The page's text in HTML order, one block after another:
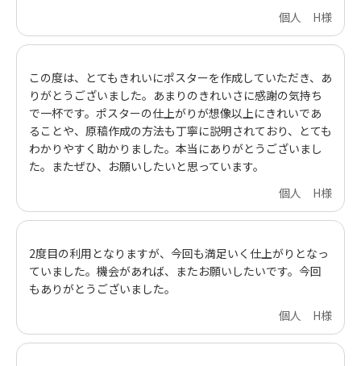
個人 H様
この度は、とてもきれいにポスターを作成していただき、あ
りがとうございました。あまりのきれいさに感謝の気持ち
で一杯です。ポスターの仕上がりが想像以上にきれいであ
ることや、原稿作成の方法も丁寧に説明されており、とても
わかりやすく助かりました。本当にありがとうございまし
た。またぜひ、お願いしたいと思っています。
個人 H様
2度目の利用となりますが、今回も満足いく仕上がりとなっ
ていました。機会があれば、またお願いしたいです。今回
もありがとうございました。
個人 H様